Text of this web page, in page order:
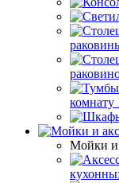
комнату
Мойки и